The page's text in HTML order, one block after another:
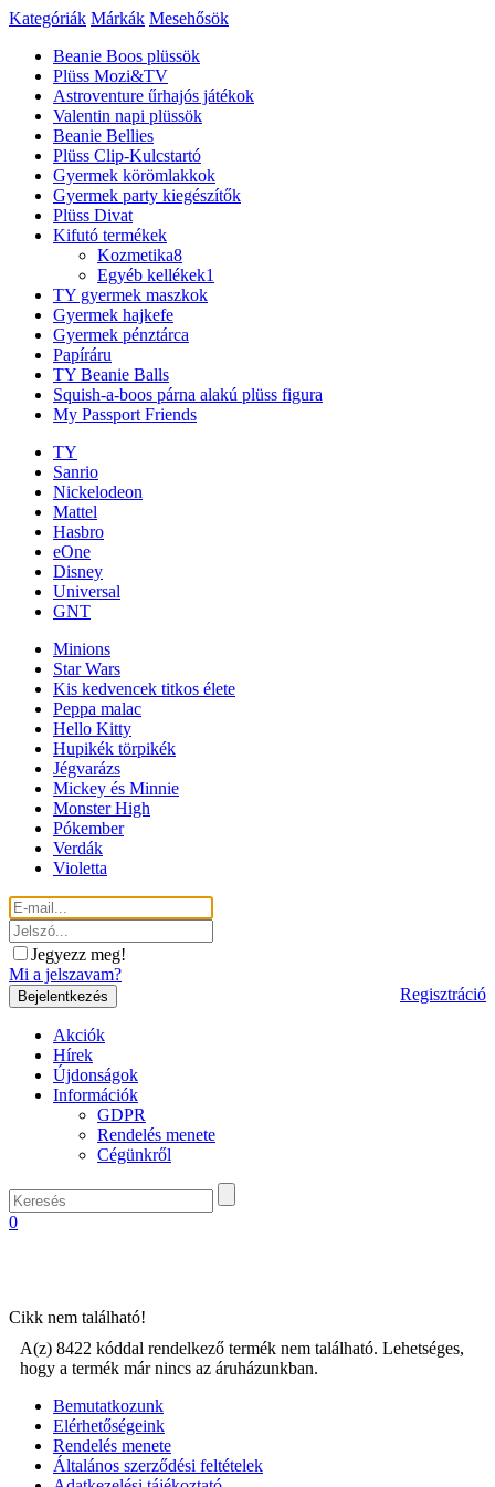
Kategóriák Márkák Mesehősök
Beanie Boos plüssök
Plüss Mozi&TV
Astroventure űrhajós játékok
Valentin napi plüssök
Beanie Bellies
Plüss Clip-Kulcstartó
Gyermek körömlakkok
Gyermek party kiegészítők
Plüss Divat
Kifutó termékek
Kozmetika8
Egyéb kellékek1
TY gyermek maszkok
Gyermek hajkefe
Gyermek pénztárca
Papíráru
TY Beanie Balls
Squish-a-boos párna alakú plüss figura
My Passport Friends
TY
Sanrio
Nickelodeon
Mattel
Hasbro
eOne
Disney
Universal
GNT
Minions
Star Wars
Kis kedvencek titkos élete
Peppa malac
Hello Kitty
Hupikék törpikék
Jégvarázs
Mickey és Minnie
Monster High
Pókember
Verdák
Violetta
Jegyezz meg!
Mi a jelszavam?
Regisztráció
Akciók
Hírek
Újdonságok
Információk
GDPR
Rendelés menete
Cégünkről
0
Cikk nem található!
A(z) 8422 kóddal rendelkező termék nem található. Lehetséges,
hogy a termék már nincs az áruházunkban.
Bemutatkozunk
Elérhetőségeink
Rendelés menete
Általános szerződési feltételek